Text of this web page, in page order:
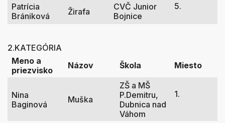
Patrícia
Brániková
Žirafa
CVČ Junior
Bojnice
5.
2.KATEGÓRIA
Meno a
priezvisko
Názov Škola Miesto
Nina
Baginová
Muška
ZŠ a MŠ
P.Demitru,
Dubnica nad
Váhom
1.